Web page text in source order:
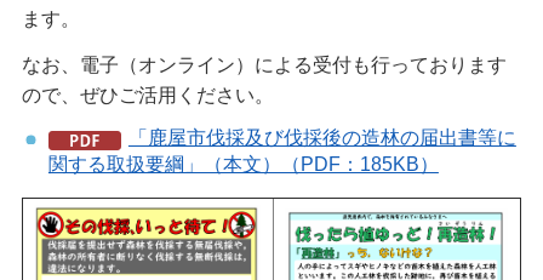
ます。
なお、電子（オンライン）による受付も行っております
ので、ぜひご活用ください。
「鹿屋市伐採及び伐採後の造林の届出書等に
関する取扱要綱」（本文）（PDF：185KB）